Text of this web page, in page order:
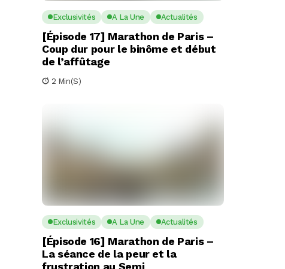
Exclusivités A La Une Actualités
[Épisode 17] Marathon de Paris –
Coup dur pour le binôme et début
de l’affûtage
2 Min(s)
Exclusivités A La Une Actualités
[Épisode 16] Marathon de Paris –
La séance de la peur et la
frustration au Semi